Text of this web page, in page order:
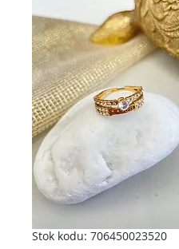
Stok kodu: 706450023520